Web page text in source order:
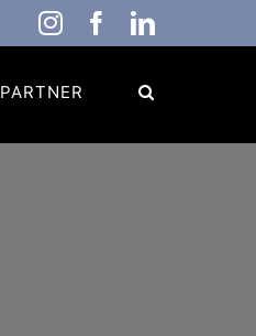
InstagramFacebookLinkedIn
PARTNER